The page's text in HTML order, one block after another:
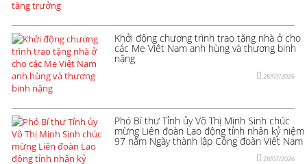
Khởi động chương trình trao tặng nhà ở cho
các Mẹ Việt Nam anh hùng và thương binh
nặng
28/07/2026
Phó Bí thư Tỉnh ủy Võ Thị Minh Sinh chúc
mừng Liên đoàn Lao động tỉnh nhân kỷ niệm
97 năm Ngày thành lập Công đoàn Việt Nam
28/07/2026